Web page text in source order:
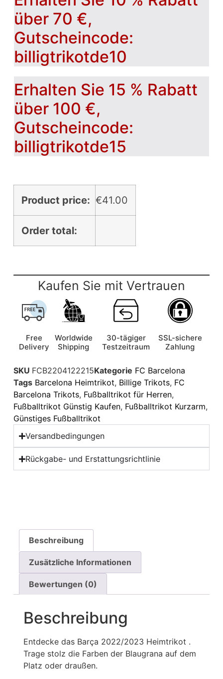
über 70 €,
Gutscheincode:
billigtrikotde10
Erhalten Sie 15 % Rabatt
über 100 €,
Gutscheincode:
billigtrikotde15
Product price: €41.00
Order total:
Kaufen Sie mit Vertrauen
Free
Delivery
Worldwide
Shipping
30-tägiger
Testzeitraum
SSL-sichere
Zahlung
SKU FCB2204122215Kategorie FC Barcelona
Tags Barcelona Heimtrikot, Billige Trikots, FC
Barcelona Trikots, Fußballtrikot für Herren,
Fußballtrikot Günstig Kaufen, Fußballtrikot Kurzarm,
Günstiges Fußballtrikot
Versandbedingungen
Rückgabe- und Erstattungsrichtlinie
Beschreibung
Zusätzliche Informationen
Bewertungen (0)
Beschreibung
Entdecke das Barça 2022/2023 Heimtrikot .
Trage stolz die Farben der Blaugrana auf dem
Platz oder draußen.